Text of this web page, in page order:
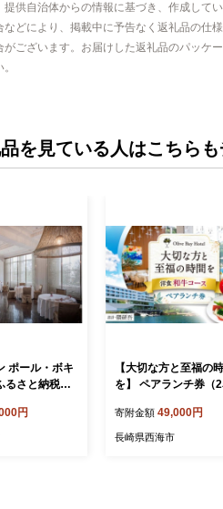
供自治体からの情報に基づき、作成してい
などにより、掲載中に予告なく返礼品の仕
がございます。お届けした返礼品のパッケ
を見ている人はこちら
ポール・ボキ
るさと納税
石 加賀 百万
興 北陸支援
円
【大切な方と至福の
を】 ペアランチ券（
010] 長崎 西海 高級ホ
お食事券 ランチ チケ
寄附金額 49,000円
長崎県西海市